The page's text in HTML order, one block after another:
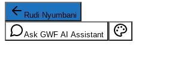
Rudi Nyumbani
Ask GWF AI Assistant